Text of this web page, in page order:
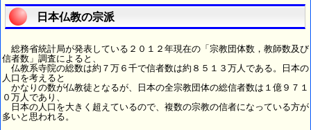
日本仏教の宗派
総務省統計局が発表している２０１２年現在の「宗教団体数，教師数及び
信者数」調査によると、
仏教系寺院の総数は約７万６千で信者数は約８５１３万人である。日本の
人口を考えると
かなりの数が仏教徒となるが、日本の全宗教団体の総信者数は１億９７１
０万人であり、
日本の人口を大きく超えているので、複数の宗教の信者になっている方が
多いと思われる。